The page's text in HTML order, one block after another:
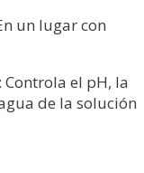
un lugar con
el pH, la
de la solución